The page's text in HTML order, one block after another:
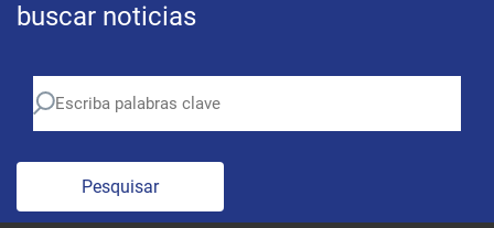
buscar noticias
Pesquisar